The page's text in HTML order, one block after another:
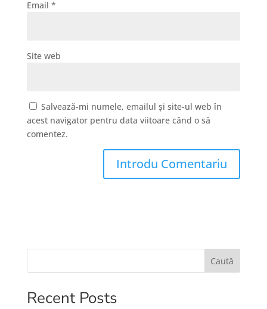
Email *
Site web
Salvează-mi numele, emailul și site-ul web în
acest navigator pentru data viitoare când o să
comentez.
Caută
Recent Posts